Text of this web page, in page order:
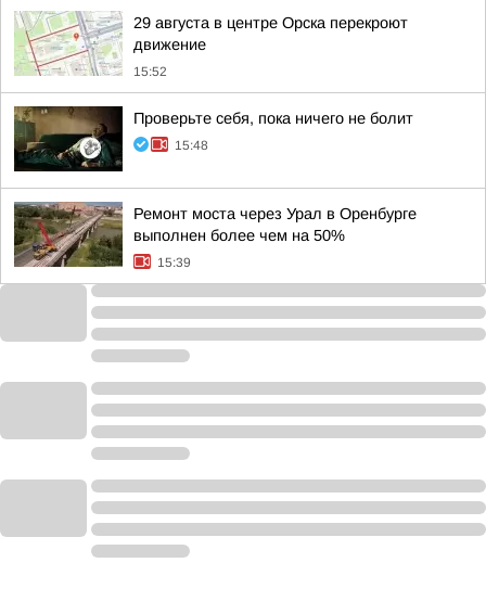
29 августа в центре Орска перекроют
движение
15:52
Проверьте себя, пока ничего не болит
15:48
Ремонт моста через Урал в Оренбурге
выполнен более чем на 50%
15:39